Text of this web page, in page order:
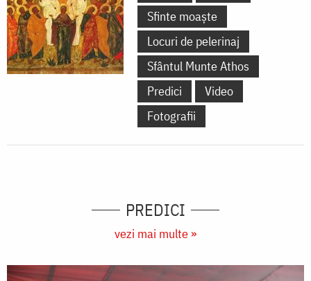
Sfinte moaște
Locuri de pelerinaj
Sfântul Munte Athos
Predici
Video
Fotografii
PREDICI
vezi mai multe »